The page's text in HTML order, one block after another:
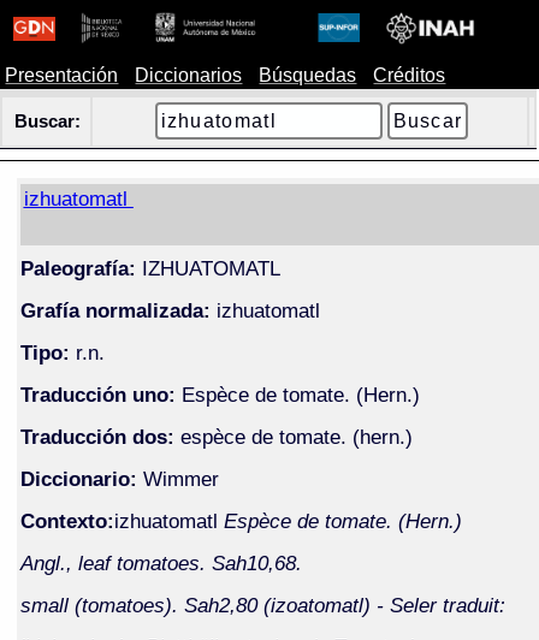
Presentación Diccionarios Búsquedas Créditos
Buscar:
izhuatomatl
Paleografía: IZHUATOMATL
Grafía normalizada: izhuatomatl
Tipo: r.n.
Traducción uno: Espèce de tomate. (Hern.)
Traducción dos: espèce de tomate. (hern.)
Diccionario: Wimmer
Contexto:izhuatomatl Espèce de tomate. (Hern.)
Angl., leaf tomatoes. Sah10,68.
small (tomatoes). Sah2,80 (izoatomatl) - Seler traduit: